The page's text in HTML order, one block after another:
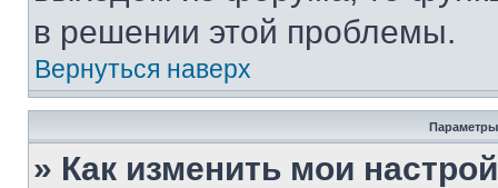
в решении этой проблемы.
Вернуться наверх
Параметры
» Как изменить мои